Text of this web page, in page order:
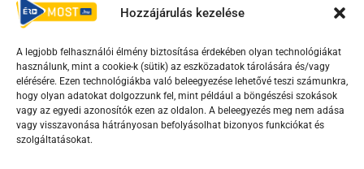
Hozzájárulás kezelése
A legjobb felhasználói élmény biztosítása érdekében olyan technológiákat
használunk, mint a cookie-k (sütik) az eszközadatok tárolására és/vagy
elérésére. Ezen technológiákba való beleegyezése lehetővé teszi számunkra,
hogy olyan adatokat dolgozzunk fel, mint például a böngészési szokások
vagy az egyedi azonosítók ezen az oldalon. A beleegyezés meg nem adása
vagy visszavonása hátrányosan befolyásolhat bizonyos funkciókat és
szolgáltatásokat.
Irányelvek Moderálási szabályzat
F
a
c
e
Y
o
u
t
T
i
k